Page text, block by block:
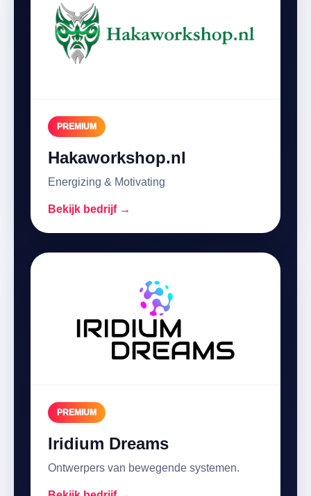
PREMIUM
Hakaworkshop.nl
Energizing & Motivating
Bekijk bedrijf →
PREMIUM
Iridium Dreams
Ontwerpers van bewegende systemen.